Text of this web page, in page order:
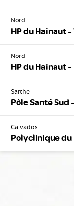
Nord
HP du Hainaut
Nord
HP du Hainaut
Sarthe
Pôle Santé Sud
Calvados
Polyclinique du